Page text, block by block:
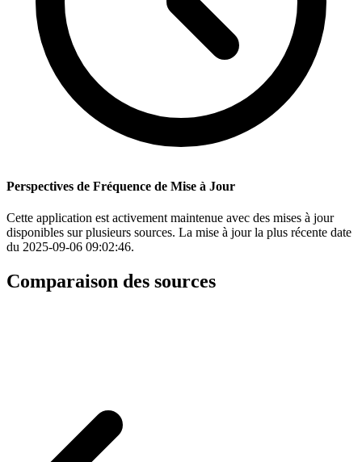
Perspectives de Fréquence de Mise à Jour
Cette application est activement maintenue avec des mises à jour
disponibles sur plusieurs sources. La mise à jour la plus récente date
du 2025-09-06 09:02:46.
Comparaison des sources